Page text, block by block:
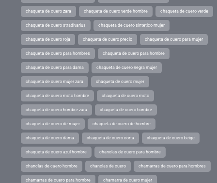
chaqueta de cuero zara chaqueta de cuero verde hombre chaqueta de cuero verde
chaqueta de cuero stradivarius chaqueta de cuero sintetico mujer
chaqueta de cuero roja chaqueta de cuero precio chaqueta de cuero para mujer
chaqueta de cuero para hombres chaqueta de cuero para hombre
chaqueta de cuero para dama chaqueta de cuero negra mujer
chaqueta de cuero mujer zara chaqueta de cuero mujer
chaqueta de cuero moto hombre chaqueta de cuero moto
chaqueta de cuero hombre zara chaqueta de cuero hombre
chaqueta de cuero de mujer chaqueta de cuero de hombre
chaqueta de cuero dama chaqueta de cuero corta chaqueta de cuero beige
chaqueta de cuero azul hombre chanclas de cuero para hombre
chanclas de cuero hombre chanclas de cuero chamarras de cuero para hombres
chamarras de cuero para hombre chamarra de cuero mujer